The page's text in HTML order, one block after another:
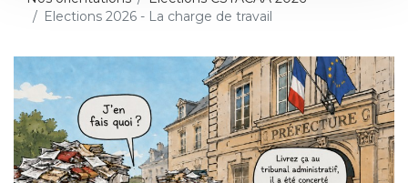
Elections 2026 - La charge de travail